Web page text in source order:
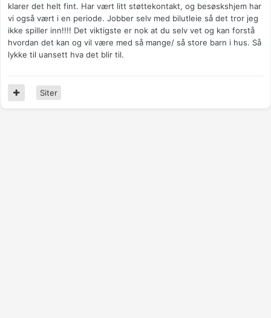
klarer det helt fint. Har vært litt støttekontakt, og besøskshjem har
vi også vært i en periode. Jobber selv med bilutleie så det tror jeg
ikke spiller inn!!!! Det viktigste er nok at du selv vet og kan forstå
hvordan det kan og vil være med så mange/ så store barn i hus. Så
lykke til uansett hva det blir til.
Siter